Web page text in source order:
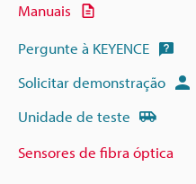
Manuais
Pergunte à KEYENCE
Solicitar demonstração
Unidade de teste
Sensores de fibra óptica